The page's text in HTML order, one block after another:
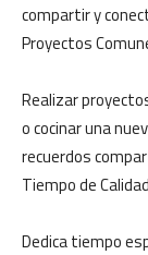
compartir y
Proyectos
Realizar
o cocinar una
recuerdos
Tiempo de
Dedica tiempo